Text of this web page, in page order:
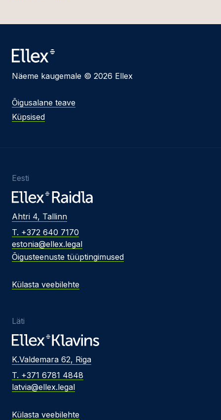
Näeme kaugemale © 2026 Ellex
Õigusalane teave
Küpsised
Eesti
Ahtri 4, Tallinn
T. +372 640 7170
estonia@ellex.legal
Õigusteenuste tüüptingimused
Külasta veebilehte
Läti
K.Valdemara 62, Riga
T. +371 6781 4848
latvia@ellex.legal
Külasta veebilehte